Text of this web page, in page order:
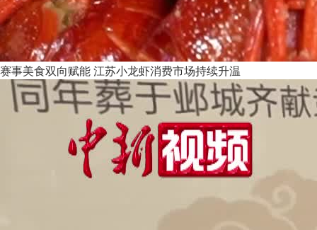
赛事美食双向赋能 江苏小龙虾消费市场持续升温